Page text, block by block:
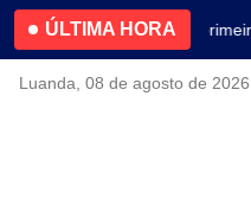
ÚLTIMA HORA
4.2% no
Luanda, 08 de agosto de 2026